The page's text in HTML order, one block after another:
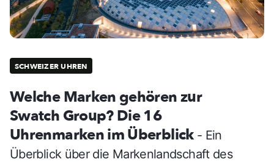
SCHWEIZER UHREN
Welche Marken gehören zur
Swatch Group? Die 16
Uhrenmarken im Überblick - Ein
Überblick über die Markenlandschaft des